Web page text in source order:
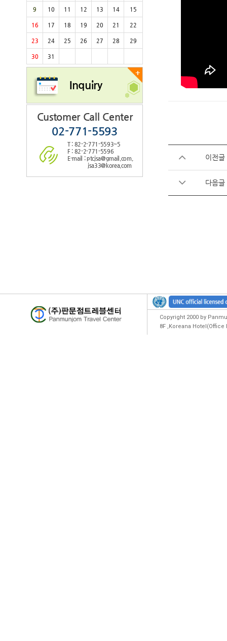
9 10 11 12 13 14 15
16 17 18 19 20 21 22
23 24 25 26 27 28 29
30 31
+
Inquiry
Customer Call Center
02-771-5593
T : 82-2-771-5593~5
F : 82-2-771-5596
E-mail : ptcjsa@gmail.com,
jsa33@korea.com
이전글
다음글
Copyright 2000 by
8F ,Koreana